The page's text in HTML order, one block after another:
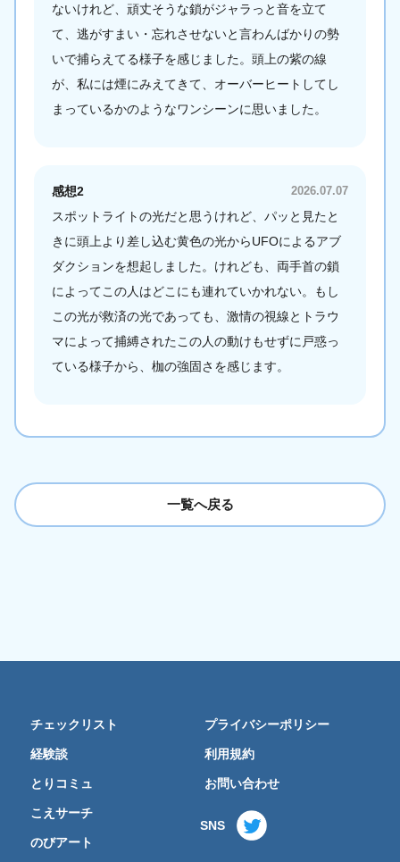
ないけれど、頑丈そうな鎖がジャラっと音を立て
て、逃がすまい・忘れさせないと言わんばかりの勢
いで捕らえてる様子を感じました。頭上の紫の線
が、私には煙にみえてきて、オーバーヒートしてし
まっているかのようなワンシーンに思いました。
感想2 2026.07.07
スポットライトの光だと思うけれど、パッと見たと
きに頭上より差し込む黄色の光からUFOによるアブ
ダクションを想起しました。けれども、両手首の鎖
によってこの人はどこにも連れていかれない。もし
この光が救済の光であっても、激情の視線とトラウ
マによって捕縛されたこの人の動けもせずに戸惑っ
ている様子から、枷の強固さを感じます。
一覧へ戻る
チェックリスト
経験談
とりコミュ
こえサーチ
のびアート
プライバシーポリシー
利用規約
お問い合わせ
SNS